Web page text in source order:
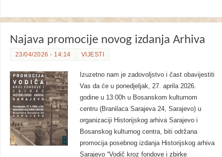
Najava promocije novog izdanja Arhiva
23/04/2026 - 14:14 VIJESTI
Izuzetno nam je zadovoljstvo i čast obavijestiti
Vas da će u ponedjeljak, 27. aprila 2026.
godine u 13:00h u Bosanskom kulturnom
centru (Branilaca Sarajeva 24, Sarajevo) u
organizaciji Historijskog arhiva Sarajevo i
Bosanskog kulturnog centra, biti održana
promocija posebnog izdanja Historijskog arhiva
Sarajevo “Vodič kroz fondove i zbirke